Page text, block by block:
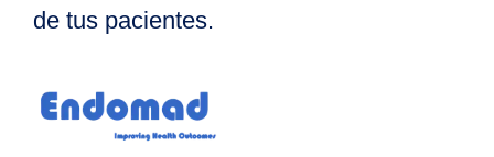
de tus pacientes.